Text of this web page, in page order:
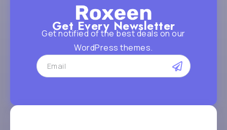
Get Every Newsletter
Get notified of the best deals on our
WordPress themes.